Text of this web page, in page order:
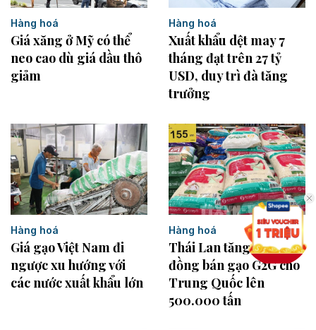
Hàng hoá
Giá xăng ở Mỹ có thể
neo cao dù giá dầu thô
giảm
Hàng hoá
Xuất khẩu dệt may 7
tháng đạt trên 27 tỷ
USD, duy trì đà tăng
trưởng
Hàng hoá
Giá gạo Việt Nam đi
ngược xu hướng với
các nước xuất khẩu lớn
Hàng hoá
Thái Lan tăng hợp
đồng bán gạo G2G cho
Trung Quốc lên
500.000 tấn